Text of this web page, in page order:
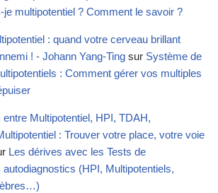
je multipotentiel ? Comment le savoir ?
: quand votre cerveau brillant
! - Johann Yang-Ting sur Système de
: Comment gérer vos multiples
Multipotentiel, HPI, TDAH,
: Trouver votre place, votre voie
Les dérives avec les Tests de
(HPI, Multipotentiels,